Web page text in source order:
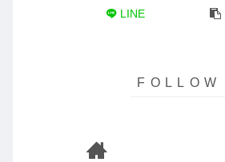
LINE